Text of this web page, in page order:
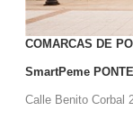
COMARCAS DE
SmartPeme
Calle Benito Corbal